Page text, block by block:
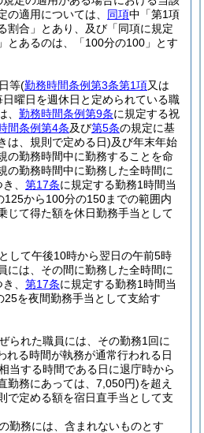
の適用については、 同項中「第1項
割合」とあり、及び「同項に規定
とあるのは、「100分の100」とす
等(勤務時間条例第3条第1項又は
曜日を週休日と定められている職
、 勤務時間条例第9条に規定する祝
間条例第4条及び第5条の規定に基
は、規則で定める日)及び年末年始
の勤務時間中に勤務することを命
の勤務時間中に勤務した全時間に
、 第17条に規定する勤務1時間当
125から100分の150までの範囲内
じて得た額を休日勤務手当として
して午後10時から翌日の午前5時
には、その間に勤務した全時間に
、 第17条に規定する勤務1時間当
25を夜間勤務手当として支給す
られた職員には、その勤務1回に
れる時間が執務が通常行われる日
当する時間である日に退庁時から
勤務にあっては、7,050円)を超え
で定める額を宿日直手当として支
勤務には、含まれないものとす